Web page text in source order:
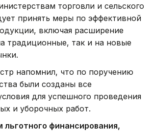
торговли и сельского
принять меры по эффективной
включая расширение
традиционные, так и на новые
напомнил, что по поручению
были созданы все
для успешного проведения
и уборочных работ.
финансирования,